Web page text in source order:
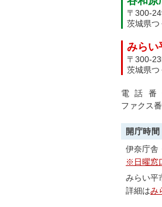
〒300-
茨城県つ
みらい
〒300-
茨城県つ
電話番
ファクス
開庁時間
伊奈庁舎
※日曜窓
みらい平
詳細はみ